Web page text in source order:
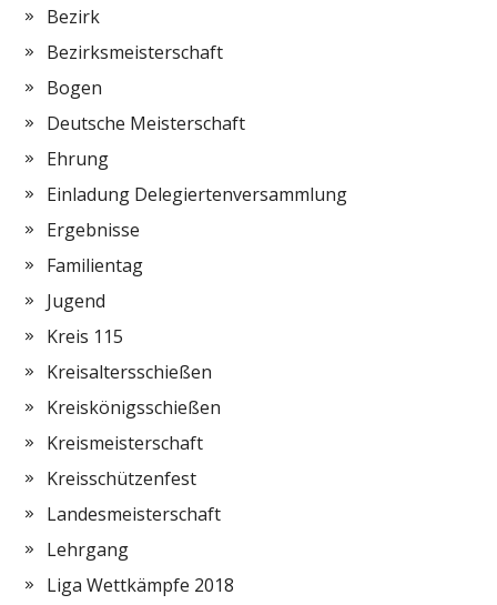
Bezirk
Bezirksmeisterschaft
Bogen
Deutsche Meisterschaft
Ehrung
Einladung Delegiertenversammlung
Ergebnisse
Familientag
Jugend
Kreis 115
Kreisaltersschießen
Kreiskönigsschießen
Kreismeisterschaft
Kreisschützenfest
Landesmeisterschaft
Lehrgang
Liga Wettkämpfe 2018